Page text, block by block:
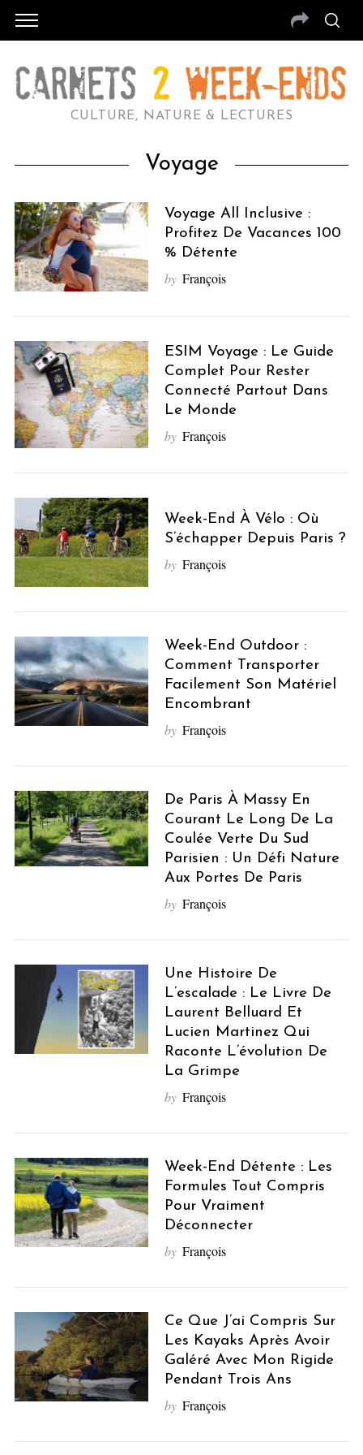
CULTURE, NATURE & LECTURES
Voyage
Voyage All Inclusive :
Profitez De Vacances 100
% Détente
by François
ESIM Voyage : Le Guide
Complet Pour Rester
Connecté Partout Dans
Le Monde
by François
Week-End À Vélo : Où
S’échapper Depuis Paris ?
by François
Week-End Outdoor :
Comment Transporter
Facilement Son Matériel
Encombrant
by François
De Paris À Massy En
Courant Le Long De La
Coulée Verte Du Sud
Parisien : Un Défi Nature
Aux Portes De Paris
by François
Une Histoire De
L’escalade : Le Livre De
Laurent Belluard Et
Lucien Martinez Qui
Raconte L’évolution De
La Grimpe
by François
Week-End Détente : Les
Formules Tout Compris
Pour Vraiment
Déconnecter
by François
Ce Que J’ai Compris Sur
Les Kayaks Après Avoir
Galéré Avec Mon Rigide
Pendant Trois Ans
by François
e